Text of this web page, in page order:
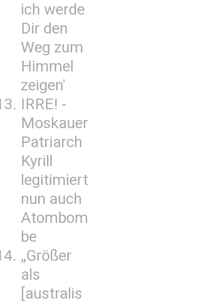
ich werde
Dir den
Weg zum
Himmel
zeigen'
IRRE! -
Moskauer
Patriarch
Kyrill
legitimiert
nun auch
Atombom
be
„Größer
als
[australis